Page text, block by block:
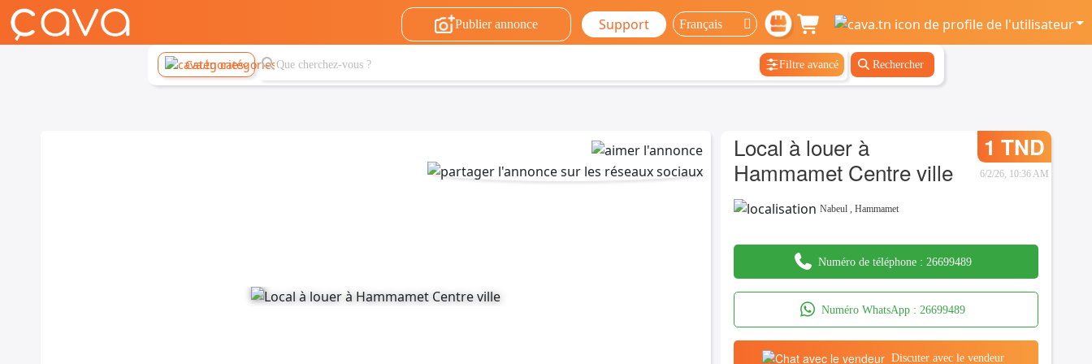
Publier annonce Support
Catégories Filtre avancé Rechercher
Local à louer à
Hammamet Centre ville
1 TND
6/2/26, 10:36 AM
Nabeul ,Hammamet
Numéro de téléphone : 26699489
Numéro WhatsApp : 26699489
Discuter avec le vendeur